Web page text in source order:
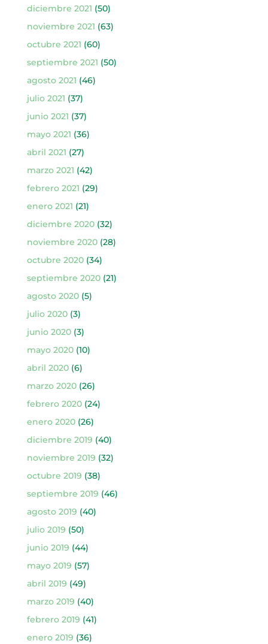
diciembre 2021 (50)
noviembre 2021 (63)
octubre 2021 (60)
septiembre 2021 (50)
agosto 2021 (46)
julio 2021 (37)
junio 2021 (37)
mayo 2021 (36)
abril 2021 (27)
marzo 2021 (42)
febrero 2021 (29)
enero 2021 (21)
diciembre 2020(32)
noviembre 2020(28)
octubre 2020(34)
septiembre 2020(21)
agosto 2020(5)
julio 2020(3)
junio 2020(3)
mayo 2020(10)
abril 2020(6)
marzo 2020(26)
febrero 2020(24)
enero 2020(26)
diciembre 2019 (40)
noviembre 2019 (32)
octubre 2019 (38)
septiembre 2019 (46)
agosto 2019 (40)
julio 2019 (50)
junio 2019 (44)
mayo 2019 (57)
abril 2019 (49)
marzo 2019 (40)
febrero 2019 (41)
enero 2019 (36)